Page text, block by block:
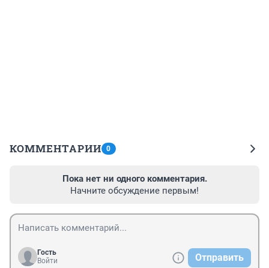
КОММЕНТАРИИ 0
Пока нет ни одного комментария.
Начните обсуждение первым!
Гость
Войти
Отправить